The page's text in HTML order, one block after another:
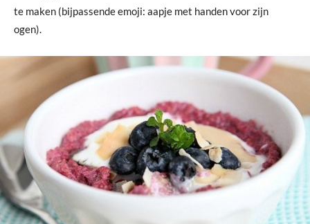
te maken (bijpassende emoji: aapje met handen voor zijn
ogen).